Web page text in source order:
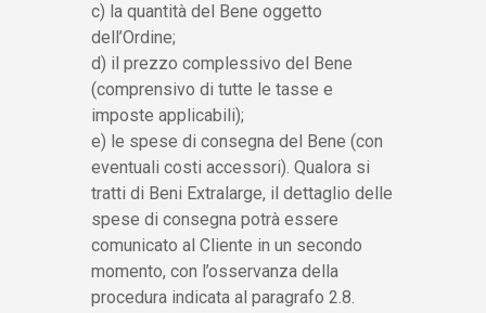
c) la quantità del Bene oggetto
dell’Ordine;
d) il prezzo complessivo del Bene
(comprensivo di tutte le tasse e
imposte applicabili);
e) le spese di consegna del Bene (con
eventuali costi accessori). Qualora si
tratti di Beni Extralarge, il dettaglio delle
spese di consegna potrà essere
comunicato al Cliente in un secondo
momento, con l’osservanza della
procedura indicata al paragrafo 2.8.